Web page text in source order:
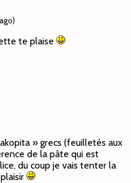
te plaise
» grecs (feuilletés aux
de la pâte qui est
du coup je vais tenter la